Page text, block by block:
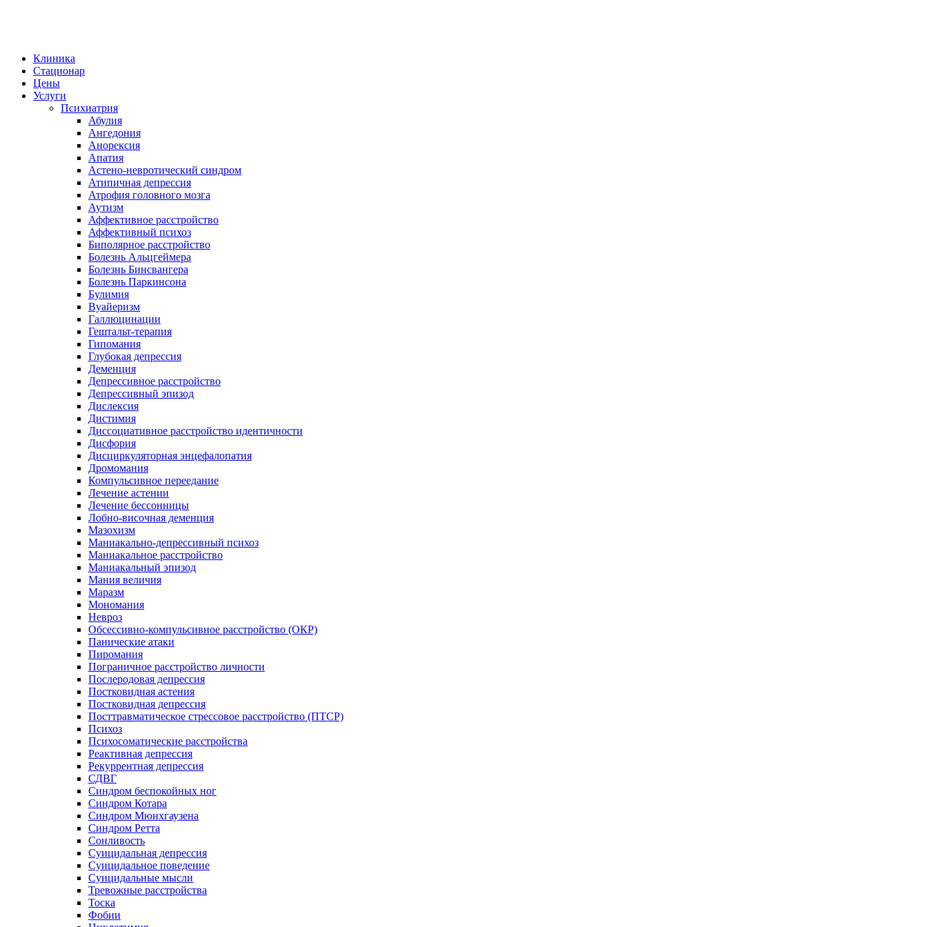
Клиника
Стационар
Цены
Услуги
Психиатрия
Абулия
Ангедония
Анорексия
Апатия
Астено-невротический синдром
Атипичная депрессия
Атрофия головного мозга
Аутизм
Аффективное расстройство
Аффективный психоз
Биполярное расстройство
Болезнь Альцгеймера
Болезнь Бинсвангера
Болезнь Паркинсона
Булимия
Вуайеризм
Галлюцинации
Гештальт-терапия
Гипомания
Глубокая депрессия
Деменция
Депрессивное расстройство
Депрессивный эпизод
Дислексия
Дистимия
Диссоциативное расстройство идентичности
Дисфория
Дисциркуляторная энцефалопатия
Дромомания
Компульсивное переедание
Лечение астении
Лечение бессонницы
Лобно-височная деменция
Мазохизм
Маниакально-депрессивный психоз
Маниакальное расстройство
Маниакальный эпизод
Мания величия
Маразм
Мономания
Невроз
Обсессивно-компульсивное расстройство (ОКР)
Панические атаки
Пиромания
Пограничное расстройство личности
Послеродовая депрессия
Постковидная астения
Постковидная депрессия
Посттравматическое стрессовое расстройство (ПТСР)
Психоз
Психосоматические расстройства
Реактивная депрессия
Рекуррентная депрессия
СДВГ
Синдром беспокойных ног
Синдром Котара
Синдром Мюнхгаузена
Синдром Ретта
Сонливость
Суицидальная депрессия
Суицидальное поведение
Суицидальные мысли
Тревожные расстройства
Тоска
Фобии